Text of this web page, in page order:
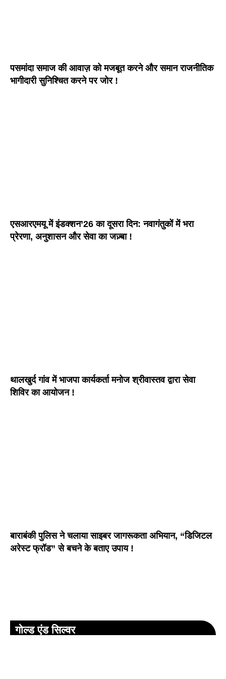
पसमांदा समाज की आवाज़ को मजबूत करने और समान राजनीतिक
भागीदारी सुनिश्चित करने पर जोर !
एसआरएमयू में इंडक्शन’26 का दूसरा दिन: नवागंतुकों में भरा
प्रेरणा, अनुशासन और सेवा का जज़्बा !
थालखुर्द गांव में भाजपा कार्यकर्ता मनोज श्रीवास्तव द्वारा सेवा
शिविर का आयोजन !
बाराबंकी पुलिस ने चलाया साइबर जागरूकता अभियान, “डिजिटल
अरेस्ट फ्रॉड” से बचने के बताए उपाय !
गोल्ड एंड सिल्वर